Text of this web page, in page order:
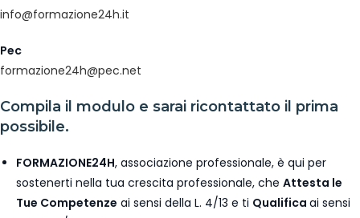
info@formazione24h.it
Pec
formazione24h@pec.net
Compila il modulo e sarai ricontattato il prima
possibile.
FORMAZIONE24H, associazione professionale, è qui per
sostenerti nella tua crescita professionale, che Attesta le
Tue Competenze ai sensi della L. 4/13 e ti Qualifica ai sensi